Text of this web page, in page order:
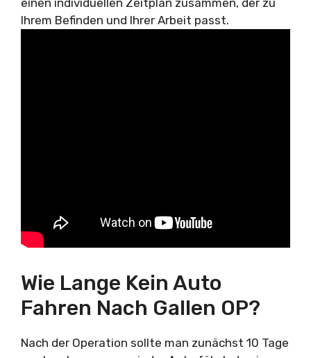
einen individuellen Zeitplan zusammen, der zu
Ihrem Befinden und Ihrer Arbeit passt.
Wie Lange Kein Auto
Fahren Nach Gallen OP?
Nach der Operation sollte man zunächst 10 Tage